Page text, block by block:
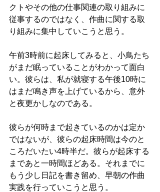
クトやその他の仕事関連の取り組みに
従事するのではなく、作曲に関する取
り組みに集中していこうと思う。
午前3時前に起床してみると、小鳥たち
がまだ眠っていることがわかって面白
い。彼らは、私が就寝する午後10時に
はまだ鳴き声を上げているから、意外
と夜更かしなのである。
彼らが何時まで起きているのかは定か
ではないが、彼らの起床時間は今のと
ころだいたい4時半だ。彼らが起床する
まであと一時間ほどある。それまでに
もう少し日記を書き留め、早朝の作曲
実践を行っていこうと思う。